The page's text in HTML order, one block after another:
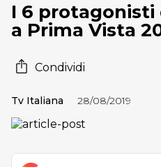
I 6
a Prima Vista
Condividi
Tv Italiana 28/08/2019